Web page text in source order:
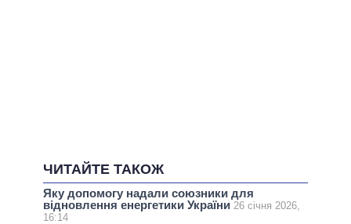
ЧИТАЙТЕ ТАКОЖ
Яку допомогу надали союзники для
відновлення енергетики України 26 січня 2026,
16:14